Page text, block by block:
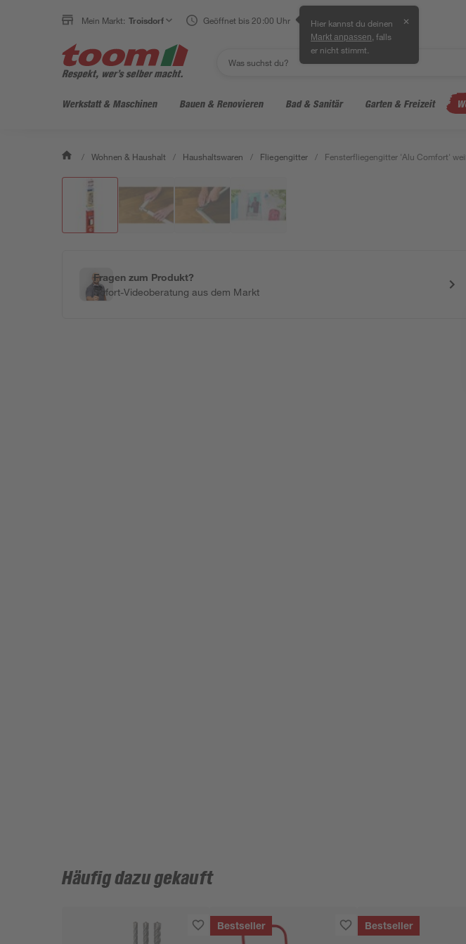
Mein Markt: Troisdorf Geöffnet bis 20:00 Uhr Hier kannst du deinen
Markt anpassen , falls
er nicht stimmt.
✕
Werkstatt & Maschinen Bauen & Renovieren Bad & Sanitär Garten & Freizeit
/ Wohnen & Haushalt / Haushaltswaren / Fliegengitter / Fensterfliegengitter 'Alu Comfort'
Fragen zum Produkt?
Sofort-Videoberatung aus dem Markt
Häufig dazu gekauft
Bestseller Bestseller